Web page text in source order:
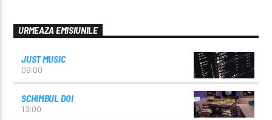
URMEAZA EMISIUNILE
JUST MUSIC
09:00
SCHIMBUL DOI
13:00